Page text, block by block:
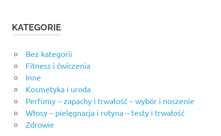
KATEGORIE
Bez kategorii
Fitness i ćwiczenia
Inne
Kosmetyka i uroda
Perfumy – zapachy i trwałość – wybór i noszenie
Włosy – pielęgnacja i rutyna – testy i trwałość
Zdrowie